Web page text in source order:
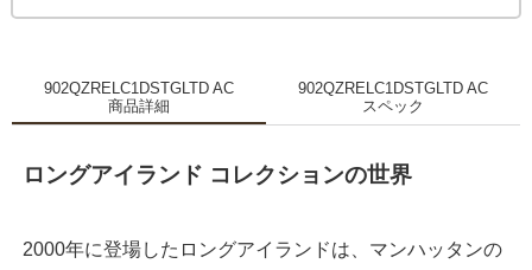
902QZRELC1DSTGLTD AC
商品詳細
902QZRELC1DSTGLTD AC
スペック
ロングアイランド コレクションの世界
2000年に登場したロングアイランドは、マンハッタンの